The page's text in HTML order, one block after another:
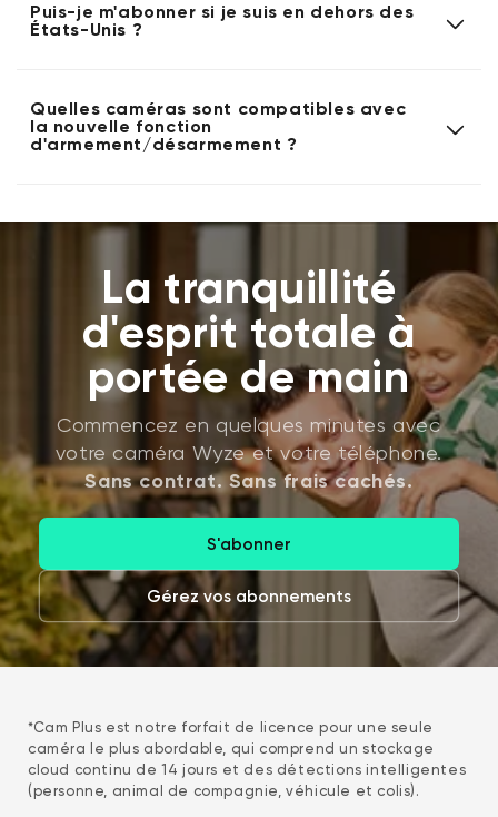
Puis-je m'abonner si je suis en dehors des
États-Unis ?
Quelles caméras sont compatibles avec
la nouvelle fonction
d'armement/désarmement ?
La tranquillité
d'esprit totale à
portée de main
Commencez en quelques minutes avec
votre caméra Wyze et votre téléphone.
Sans contrat. Sans frais cachés.
S'abonner
Gérez vos abonnements
*Cam Plus est notre forfait de licence pour une seule
caméra le plus abordable, qui comprend un stockage
cloud continu de 14 jours et des détections intelligentes
(personne, animal de compagnie, véhicule et colis).